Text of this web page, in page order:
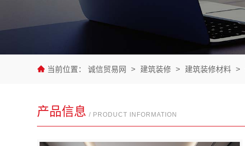
当前位置： 诚信贸易网 > 建筑装修 > 建筑装修材料 >
产品信息 / PRODUCT INFORMATION